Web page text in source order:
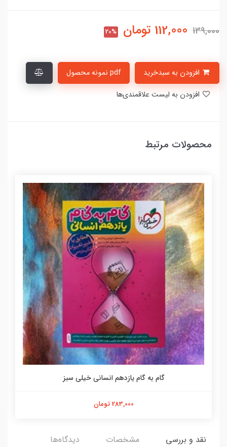
139,000
112,000 تومان 20%
pdf نمونه محصول
محصولات مرتبط
گام به گام یازدهم انسانی خیلی سبز
283,000 تومان
نقد و بررسی مشخصات دیدگاه‌ها